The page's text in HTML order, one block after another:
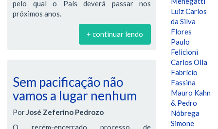
pelo qual o País deverá passar nos
próximos anos.
+ continuar lendo
Sem pacificação não
vamos a lugar nenhum
PorJosé Zeferino Pedrozo
O recém-encerrado processo de
Luiz Carlos
da Silva
Flores
Paulo
Felicioni
Carlos Olla
Fabrício
Fassina
Mauro Kahn
& Pedro
Nóbrega
Simone